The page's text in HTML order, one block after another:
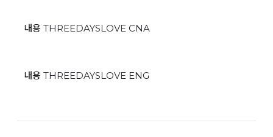
내용 THREEDAYSLOVE CNA
내용 THREEDAYSLOVE ENG